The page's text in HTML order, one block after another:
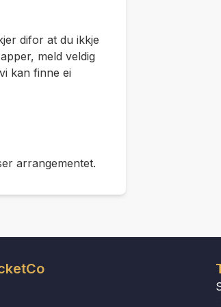
difor at du ikkje
meld veldig
kan finne ei
arrangementet.